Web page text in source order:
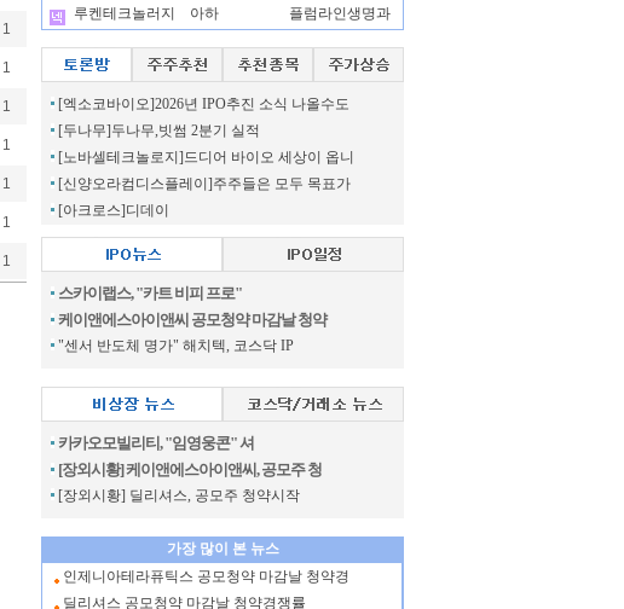
1
1
1
1
1
1
1
루켄테크놀러지 아하 플럼라인생명과
[엑소코바이오]2026년 IPO추진 소식 나올수도
[두나무]두나무,빗썸 2분기 실적
[노바셀테크놀로지]드디어 바이오 세상이 옵니
[신양오라컴디스플레이]주주들은 모두 목표가
[아크로스]디데이
스카이랩스, "카트 비피 프로"
케이앤에스아이앤씨 공모청약 마감날 청약
"센서 반도체 명가" 해치텍, 코스닥 IP
카카오모빌리티, "임영웅콘" 셔
[장외시황] 케이앤에스아이앤씨, 공모주 청
[장외시황] 딜리셔스, 공모주 청약시작
가장 많이 본 뉴스
인제니아테라퓨틱스 공모청약 마감날 청약경
딜리셔스 공모청약 마감날 청약경쟁률